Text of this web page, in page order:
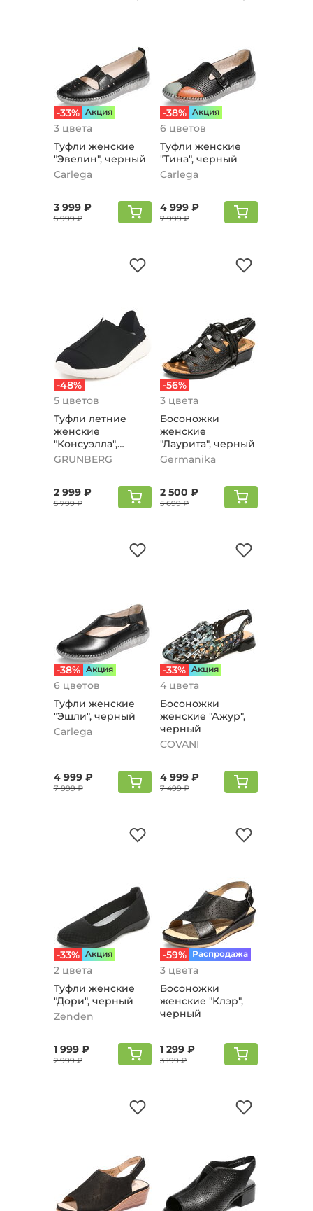
-33% Aкция
3 цвета
Туфли женские
"Эвелин", черный
Carlega
3 999 ₽
5 999 ₽
-38% Aкция
6 цветов
Туфли женские
"Тина", черный
Carlega
4 999 ₽
7 999 ₽
-48%
5 цветов
Туфли летние
женские
"Консуэлла",
черный
GRUNBERG
2 999 ₽
5 799 ₽
-56%
3 цвета
Босоножки
женские
"Лаурита", черный
Germanika
2 500 ₽
5 699 ₽
-38% Aкция
6 цветов
Туфли женские
"Эшли", черный
Carlega
4 999 ₽
7 999 ₽
-33% Aкция
4 цвета
Босоножки
женские "Ажур",
черный
COVANI
4 999 ₽
7 499 ₽
-33% Aкция
2 цвета
Туфли женские
"Дори", черный
Zenden
1 999 ₽
2 999 ₽
-59% Распродажа
3 цвета
Босоножки
женские "Клэр",
черный
1 299 ₽
3 199 ₽